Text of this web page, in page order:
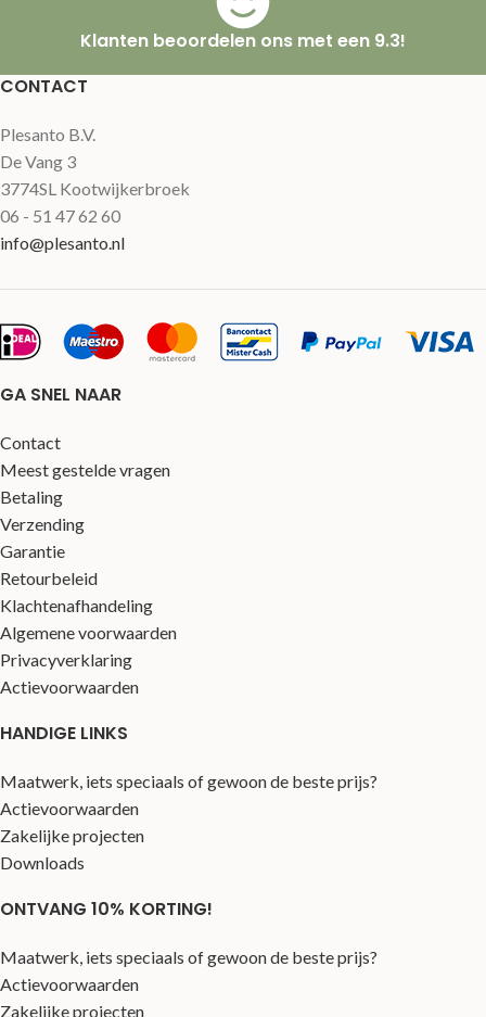
Klanten beoordelen ons met een 9.3!
CONTACT
Plesanto B.V.
De Vang 3
3774SL Kootwijkerbroek
06 - 51 47 62 60
info@plesanto.nl
GA SNEL NAAR
Contact
Meest gestelde vragen
Betaling
Verzending
Garantie
Retourbeleid
Klachtenafhandeling
Algemene voorwaarden
Privacyverklaring
Actievoorwaarden
HANDIGE LINKS
Maatwerk, iets speciaals of gewoon de beste prijs?
Actievoorwaarden
Zakelijke projecten
Downloads
ONTVANG 10% KORTING!
Maatwerk, iets speciaals of gewoon de beste prijs?
Actievoorwaarden
Zakelijke projecten